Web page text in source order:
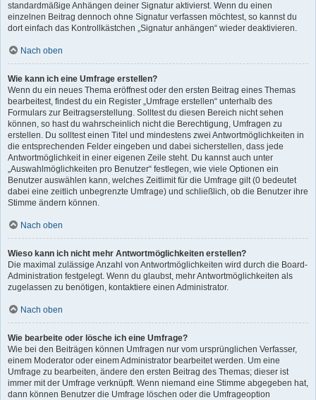
standardmäßige Anhängen deiner Signatur aktivierst. Wenn du einen
einzelnen Beitrag dennoch ohne Signatur verfassen möchtest, so kannst du
dort einfach das Kontrollkästchen „Signatur anhängen“ wieder deaktivieren.
Nach oben
Wie kann ich eine Umfrage erstellen?
Wenn du ein neues Thema eröffnest oder den ersten Beitrag eines Themas
bearbeitest, findest du ein Register „Umfrage erstellen“ unterhalb des
Formulars zur Beitragserstellung. Solltest du diesen Bereich nicht sehen
können, so hast du wahrscheinlich nicht die Berechtigung, Umfragen zu
erstellen. Du solltest einen Titel und mindestens zwei Antwortmöglichkeiten in
die entsprechenden Felder eingeben und dabei sicherstellen, dass jede
Antwortmöglichkeit in einer eigenen Zeile steht. Du kannst auch unter
„Auswahlmöglichkeiten pro Benutzer“ festlegen, wie viele Optionen ein
Benutzer auswählen kann, welches Zeitlimit für die Umfrage gilt (0 bedeutet
dabei eine zeitlich unbegrenzte Umfrage) und schließlich, ob die Benutzer ihre
Stimme ändern können.
Nach oben
Wieso kann ich nicht mehr Antwortmöglichkeiten erstellen?
Die maximal zulässige Anzahl von Antwortmöglichkeiten wird durch die Board-
Administration festgelegt. Wenn du glaubst, mehr Antwortmöglichkeiten als
zugelassen zu benötigen, kontaktiere einen Administrator.
Nach oben
Wie bearbeite oder lösche ich eine Umfrage?
Wie bei den Beiträgen können Umfragen nur vom ursprünglichen Verfasser,
einem Moderator oder einem Administrator bearbeitet werden. Um eine
Umfrage zu bearbeiten, ändere den ersten Beitrag des Themas; dieser ist
immer mit der Umfrage verknüpft. Wenn niemand eine Stimme abgegeben hat,
dann können Benutzer die Umfrage löschen oder die Umfrageoption